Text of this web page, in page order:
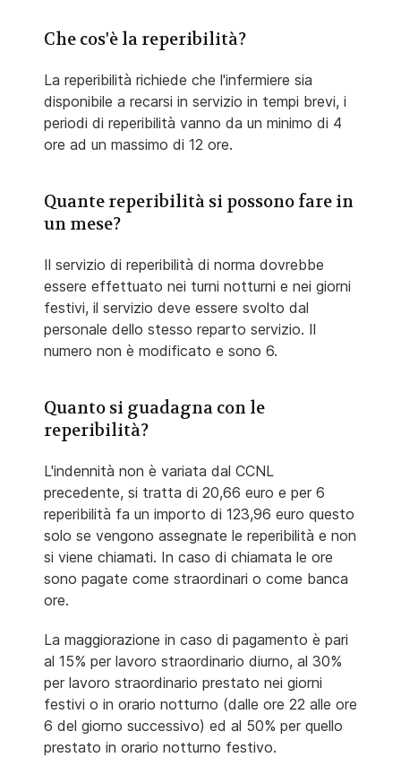
Che cos'è la reperibilità?
La reperibilità richiede che l'infermiere sia
disponibile a recarsi in servizio in tempi brevi, i
periodi di reperibilità vanno da un minimo di 4
ore ad un massimo di 12 ore.
Quante reperibilità si possono fare in
un mese?
Il servizio di reperibilità di norma dovrebbe
essere effettuato nei turni notturni e nei giorni
festivi, il servizio deve essere svolto dal
personale dello stesso reparto servizio. Il
numero non è modificato e sono 6.
Quanto si guadagna con le
reperibilità?
L'indennità non è variata dal CCNL
precedente, si tratta di 20,66 euro e per 6
reperibilità fa un importo di 123,96 euro questo
solo se vengono assegnate le reperibilità e non
si viene chiamati. In caso di chiamata le ore
sono pagate come straordinari o come banca
ore.
La maggiorazione in caso di pagamento è pari
al 15% per lavoro straordinario diurno, al 30%
per lavoro straordinario prestato nei giorni
festivi o in orario notturno (dalle ore 22 alle ore
6 del giorno successivo) ed al 50% per quello
prestato in orario notturno festivo.